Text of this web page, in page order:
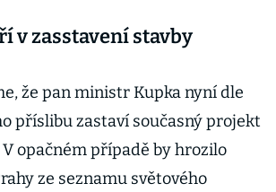
v zasstavení stavby
že pan ministr Kupka nyní dle
příslibu zastaví současný projekt
opačném případě by hrozilo
ze seznamu světového